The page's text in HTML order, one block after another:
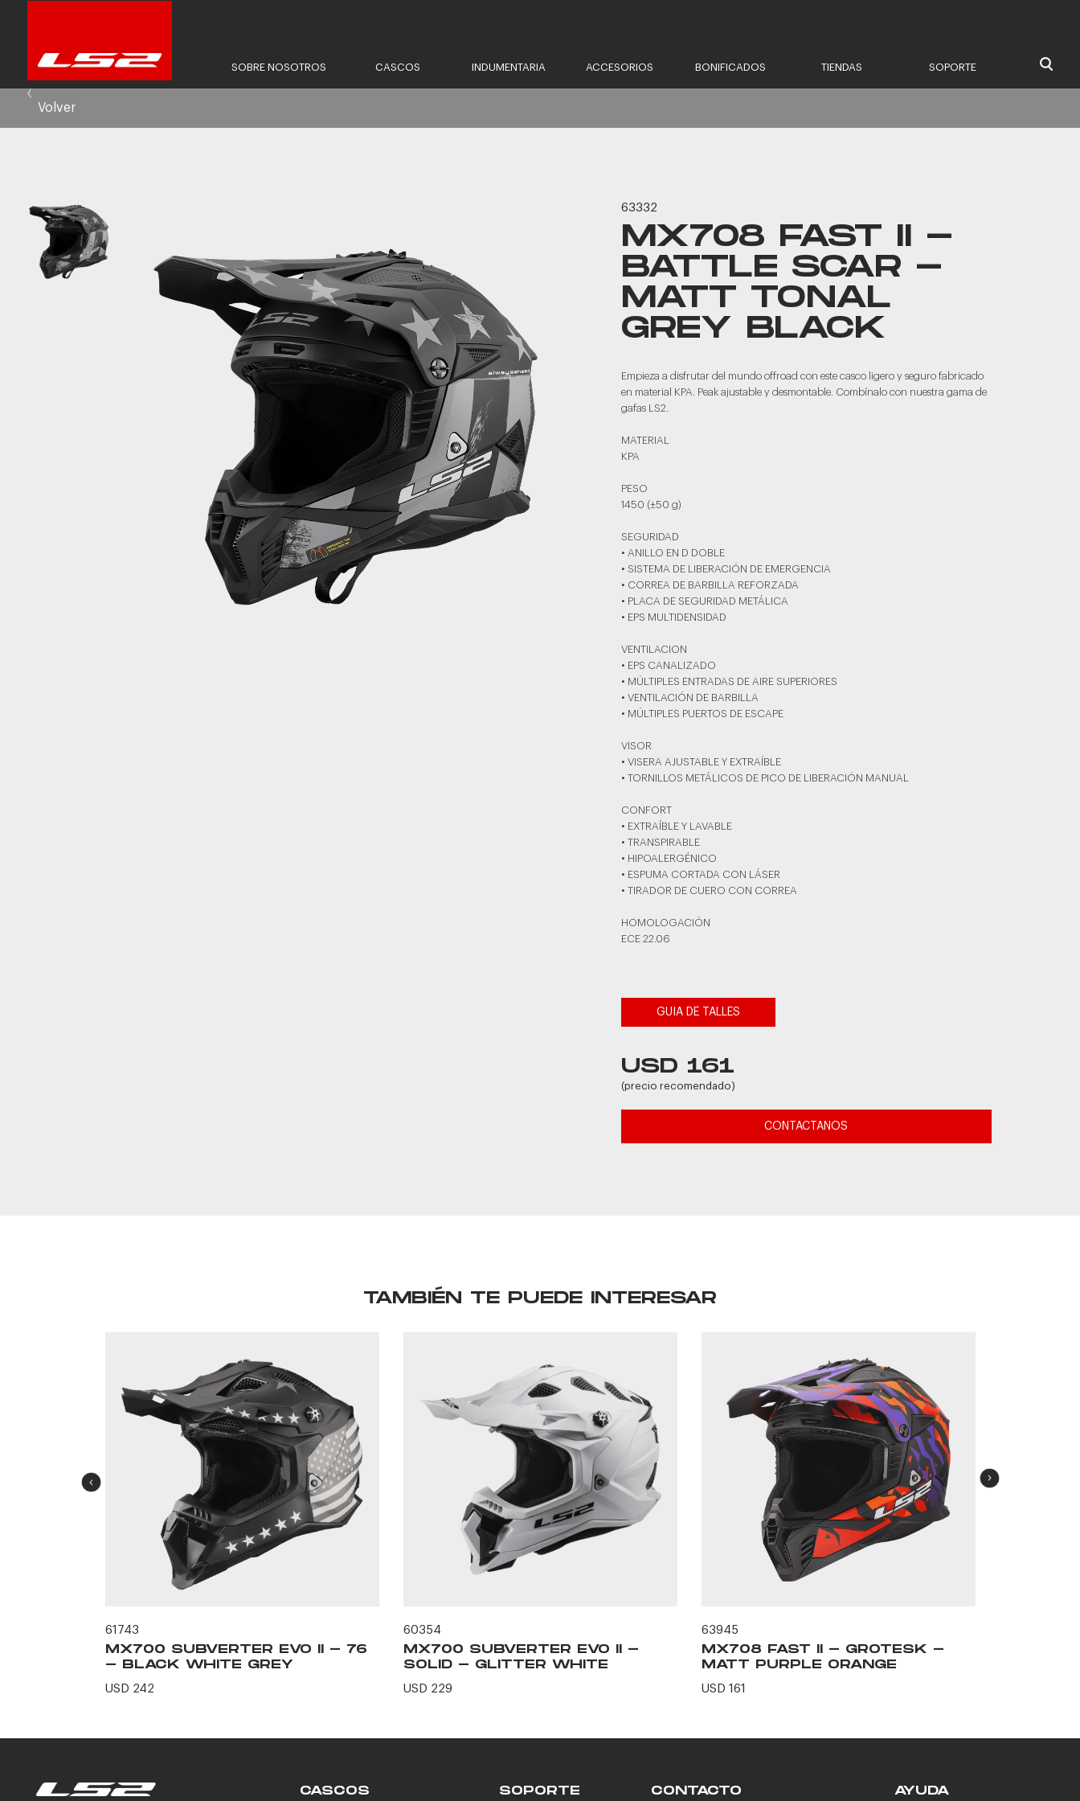
SOBRE NOSOTROS CASCOS INDUMENTARIA ACCESORIOS BONIFICADOS TIENDAS SOPORTE
Volver
63332
MX708 FAST II -
BATTLE SCAR -
MATT TONAL
GREY BLACK
Empieza a disfrutar del mundo offroad con este casco ligero y seguro fabricado
en material KPA. Peak ajustable y desmontable. Combínalo con nuestra gama de
gafas LS2.
MATERIAL
KPA
PESO
1450 (±50 g)
SEGURIDAD
• ANILLO EN D DOBLE
• SISTEMA DE LIBERACIÓN DE EMERGENCIA
• CORREA DE BARBILLA REFORZADA
• PLACA DE SEGURIDAD METÁLICA
• EPS MULTIDENSIDAD
VENTILACION
• EPS CANALIZADO
• MÚLTIPLES ENTRADAS DE AIRE SUPERIORES
• VENTILACIÓN DE BARBILLA
• MÚLTIPLES PUERTOS DE ESCAPE
VISOR
• VISERA AJUSTABLE Y EXTRAÍBLE
• TORNILLOS METÁLICOS DE PICO DE LIBERACIÓN MANUAL
CONFORT
• EXTRAÍBLE Y LAVABLE
• TRANSPIRABLE
• HIPOALERGÉNICO
• ESPUMA CORTADA CON LÁSER
• TIRADOR DE CUERO CON CORREA
HOMOLOGACIÓN
ECE 22.06
GUIA DE TALLES
USD 161
(precio recomendado)
CONTACTANOS
TAMBIÉN TE PUEDE INTERESAR
61743
MX700 SUBVERTER EVO II - 76
- BLACK WHITE GREY
USD 242
60354
MX700 SUBVERTER EVO II -
SOLID - GLITTER WHITE
USD 229
63945
MX708 FAST II - GROTESK -
MATT PURPLE ORANGE
USD 161
CASCOS SOPORTE CONTACTO AYUDA